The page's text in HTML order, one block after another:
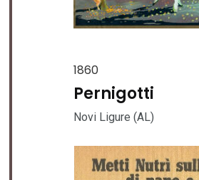
1860
Pernigotti
Novi Ligure (AL)